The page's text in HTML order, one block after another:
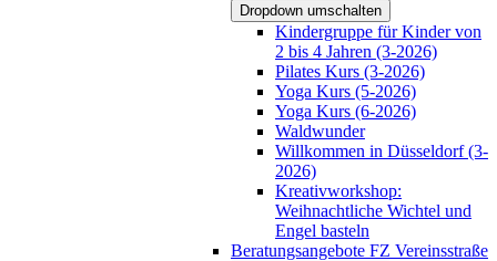
Dropdown umschalten
Kindergruppe für Kinder von
2 bis 4 Jahren (3-2026)
Pilates Kurs (3-2026)
Yoga Kurs (5-2026)
Yoga Kurs (6-2026)
Waldwunder
Willkommen in Düsseldorf (3-
2026)
Kreativworkshop:
Weihnachtliche Wichtel und
Engel basteln
Beratungsangebote FZ Vereinsstraße